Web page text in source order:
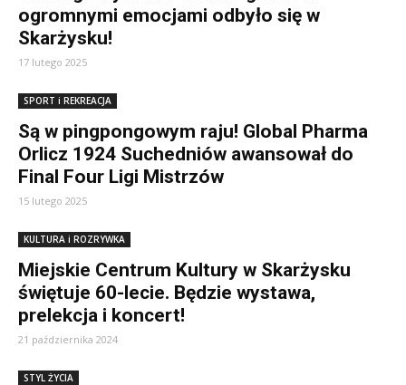
ogromnymi emocjami odbyło się w
Skarżysku!
17 lutego 2025
SPORT i REKREACJA
Są w pingpongowym raju! Global Pharma
Orlicz 1924 Suchedniów awansował do
Final Four Ligi Mistrzów
15 lutego 2025
KULTURA i ROZRYWKA
Miejskie Centrum Kultury w Skarżysku
świętuje 60-lecie. Będzie wystawa,
prelekcja i koncert!
21 października 2024
STYL ŻYCIA